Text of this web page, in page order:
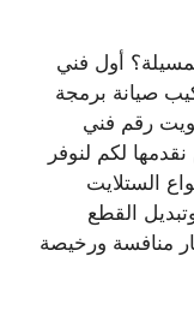
أول فني
صيانة برمجة
رقم فني
لكم لنوفر
الستلايت
القطع
منافسة ورخيصة